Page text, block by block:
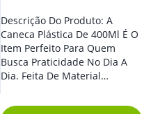
De Transportar, Possui Bateria
De Longa Duração E Conexão
Bluetooth, Permitindo Que
Você Conecte Seu Dispositivo
De Forma Prática E Sem Fios.
Prejudicada Mesmo Em
Descrição Do Produto: A
Caneca Plástica De 400Ml É O
Item Perfeito Para Quem
Busca Praticidade No Dia A
Dia. Feita De Material
Caneca É Ideal Para Ser